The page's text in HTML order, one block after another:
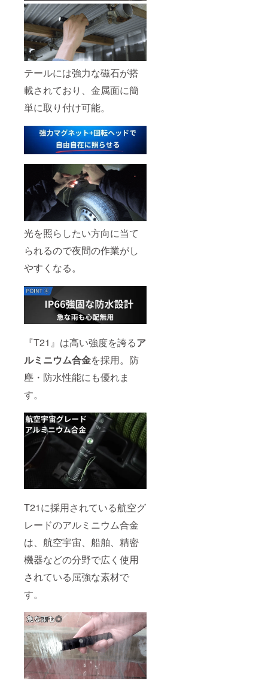
テールには強力な磁石が搭
載されており、金属面に簡
単に取り付け可能。
光を照らしたい方向に当て
られるので夜間の作業がし
やすくなる。
『T21』は高い強度を誇るア
ルミニウム合金を採用。防
塵・防水性能にも優れま
す。
T21に採用されている航空グ
レードのアルミニウム合金
は、航空宇宙、船舶、精密
機器などの分野で広く使用
されている屈強な素材で
す。